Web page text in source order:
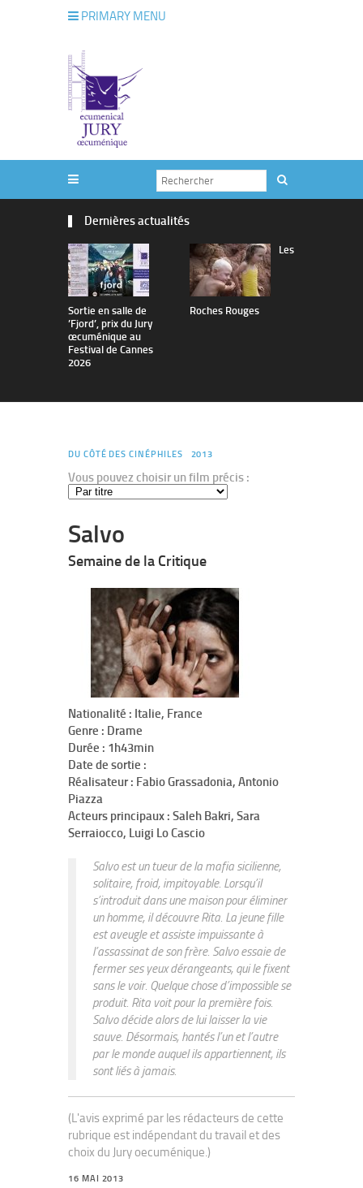
PRIMARY MENU
Dernières actualités
Sortie en salle de
’Fjord’, prix du Jury
œcuménique au
Festival de Cannes
2026
Les
Roches Rouges
DU CÔTÉ DES CINÉPHILES 2013
Vous pouvez choisir un film précis :
Salvo
Semaine de la Critique
Nationalité : Italie, France
Genre : Drame
Durée : 1h43min
Date de sortie :
Réalisateur : Fabio Grassadonia, Antonio
Piazza
Acteurs principaux : Saleh Bakri, Sara
Serraiocco, Luigi Lo Cascio
Salvo est un tueur de la mafia sicilienne,
solitaire, froid, impitoyable. Lorsqu’il
s’introduit dans une maison pour éliminer
un homme, il découvre Rita. La jeune fille
est aveugle et assiste impuissante à
l’assassinat de son frère. Salvo essaie de
fermer ses yeux dérangeants, qui le fixent
sans le voir. Quelque chose d’impossible se
produit. Rita voit pour la première fois.
Salvo décide alors de lui laisser la vie
sauve. Désormais, hantés l’un et l’autre
par le monde auquel ils appartiennent, ils
sont liés à jamais.
(L'avis exprimé par les rédacteurs de cette
rubrique est indépendant du travail et des
choix du Jury oecuménique.)
16 MAI 2013